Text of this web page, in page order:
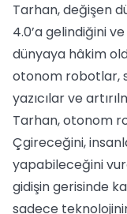
Tarhan, değişen
4.0’a gelindiğini
dünyaya hâkim
otonom robotlar,
yazıcılar ve
Tarhan, otonom
Çgireceğini,
yapabileceğini
gidişin gerisinde
sadece